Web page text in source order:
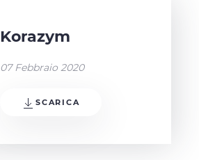
Korazym
07 Febbraio 2020
SCARICA